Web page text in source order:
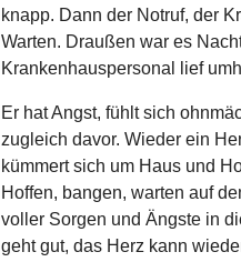
knapp. Dann der Notruf, der
Warten. Draußen war es
Krankenhauspersonal lief
Er hat Angst, fühlt sich
zugleich davor. Wieder ein
kümmert sich um Haus und
Hoffen, bangen, warten auf
voller Sorgen und Ängste in
geht gut, das Herz kann